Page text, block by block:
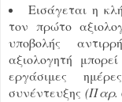
Εισάγεται η
τον πρώτο
υποβολής
αξιολογητή
εργάσιμες
συνέντευξης (Παρ.